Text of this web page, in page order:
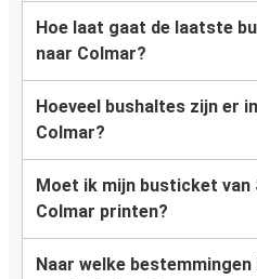
Hoe laat gaat de laatste
naar Colmar?
Hoeveel bushaltes zijn er
Colmar?
Moet ik mijn busticket
Colmar printen?
Naar welke